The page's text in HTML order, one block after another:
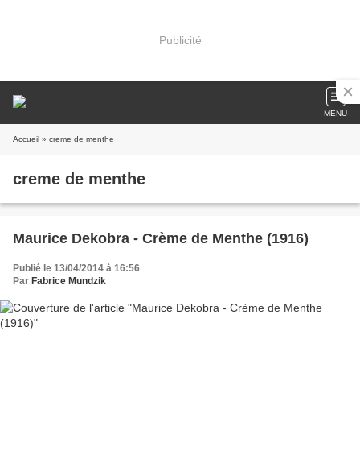
Publicité
MENU
Accueil » creme de menthe
creme de menthe
Maurice Dekobra - Crème de Menthe (1916)
Publié le 13/04/2014 à 16:56
Par Fabrice Mundzik